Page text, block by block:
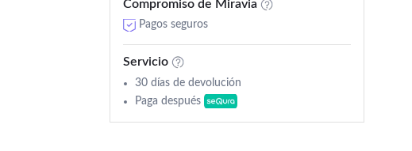
Compromiso de Miravia
Pagos seguros
Servicio
30 días de devolución
Paga después